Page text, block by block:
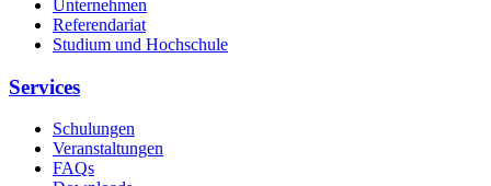
Unternehmen
Referendariat
Studium und Hochschule
Services
Schulungen
Veranstaltungen
FAQs